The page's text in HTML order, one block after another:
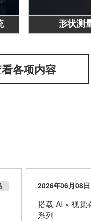
形状测
各项内容
2026年06月08日
搭载 AI × 视觉
系列